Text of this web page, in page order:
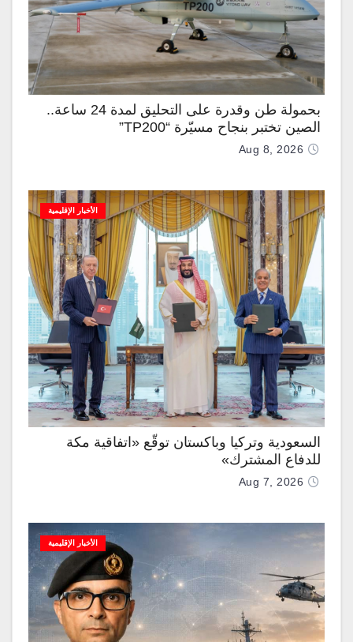
بحمولة طن وقدرة على التحليق لمدة 24 ساعة..
الصين تختبر بنجاح مسيّرة “TP200”
Aug 8, 2026
الأخبار الإقليمية
السعودية وتركيا وباكستان توقّع «اتفاقية مكة
للدفاع المشترك»
Aug 7, 2026
الأخبار الإقليمية